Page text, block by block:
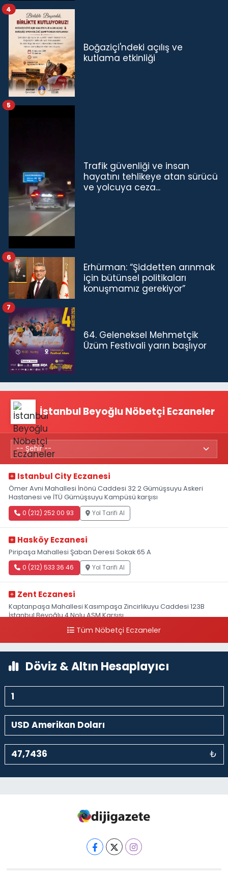
Boğaziçi'ndeki açılış ve
kutlama etkinliği
4
Trafik güvenliği ve insan
hayatını tehlikeye atan sürücü
ve yolcuya ceza...
5
Erhürman: “Şiddetten arınmak
için bütünsel politikaları
konuşmamız gerekiyor”
6
64. Geleneksel Mehmetçik
Üzüm Festivali yarın başlıyor
7
İstanbul Beyoğlu Nöbetçi Eczaneler
Istanbul City Eczanesi
Ömer Avni Mahallesi İnönü Caddesi 32 2 Gümüşsuyu Askeri
Hastanesi ve İTÜ Gümüşsuyu Kampüsü karşısı
0 (212) 252 00 93 Yol Tarifi Al
Hasköy Eczanesi
Piripaşa Mahallesi Şaban Deresi Sokak 65 A
0 (212) 533 36 46 Yol Tarifi Al
Zent Eczanesi
Kaptanpaşa Mahallesi Kasımpaşa Zincirlikuyu Caddesi 123B
İstanbul Beyoğlu 4 Nolu ASM Karşısı
0 (212) 297 96 92 Yol Tarifi Al
Tüm Nöbetçi Eczaneler
Döviz & Altın Hesaplayıcı
₺